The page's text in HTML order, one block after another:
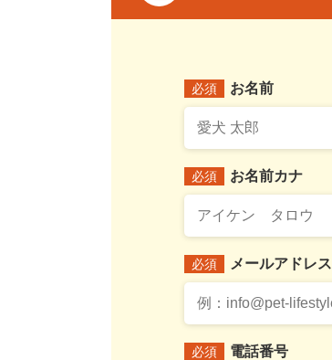
必須 お名前
必須 お名前カナ
必須 メールアドレス
必須 電話番号